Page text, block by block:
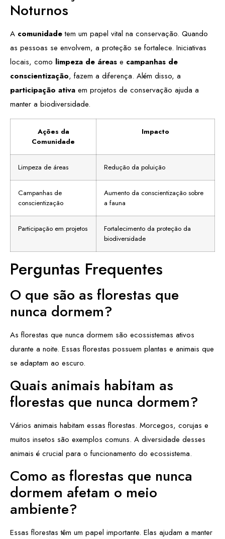
Noturnos
A comunidadetem um papel vital na conservação. Quando
as pessoas se envolvem, a proteção se fortalece. Iniciativas
locais, como limpeza de áreas e campanhas de
conscientização, fazem a diferença. Além disso, a
participação ativa em projetos de conservação ajuda a
manter a biodiversidade.
Ações da
Comunidade
Impacto
Limpeza de áreas Redução da poluição
Campanhas de
conscientização
Aumento da conscientização sobre
a fauna
Participação em projetos
Fortalecimento da proteção da
biodiversidade
Perguntas Frequentes
O que são as florestas que
nunca dormem?
As florestas que nunca dormem são ecossistemas ativos
durante a noite. Essas florestas possuem plantas e animais que
se adaptam ao escuro.
Quais animais habitam as
florestas que nunca dormem?
Vários animais habitam essas florestas. Morcegos, corujas e
muitos insetos são exemplos comuns. A diversidade desses
animais é crucial para o funcionamento do ecossistema.
Como as florestas que nunca
dormem afetam o meio
ambiente?
Essas florestas têm um papel importante. Elas ajudam a manter